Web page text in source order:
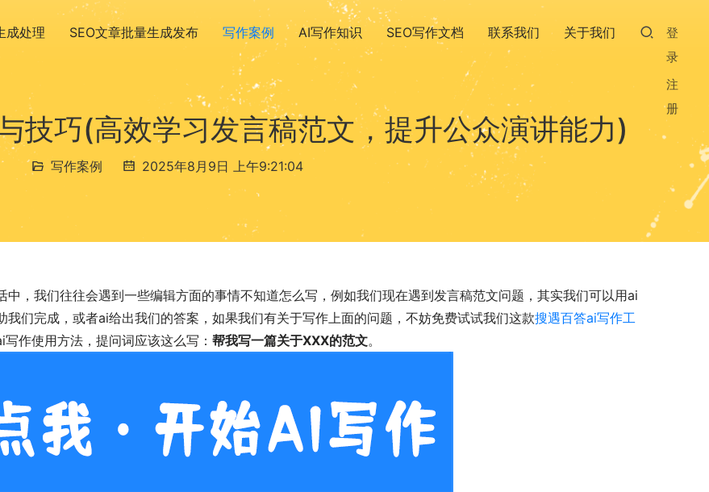
成处理 SEO文章批量生成发布 写作案例 AI写作知识 SEO写作文档 联系我们 关于我们
登
录
注
册
技巧(高效学习发言稿范文，提升公众演讲能力)
写作案例 2025年8月9日 上午9:21:04
中，我们往往会遇到一些编辑方面的事情不知道怎么写，例如我们现在遇到发言稿范文问题，其实我们可以用ai
我们完成，或者ai给出我们的答案，如果我们有关于写作上面的问题，不妨免费试试我们这款搜遇百答ai写作工
写作使用方法，提问词应该这么写： 帮我写一篇关于XXX的范文。